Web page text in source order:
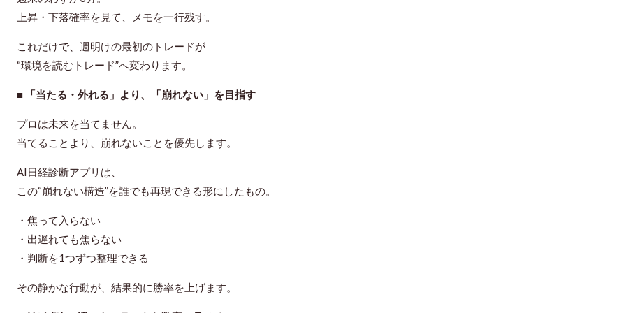
上昇・下落確率を見て、メモを一行残す。
これだけで、週明けの最初のトレードが
“環境を読むトレード”へ変わります。
■ 「当たる・外れる」より、「崩れない」を目指す
プロは未来を当てません。
当てることより、崩れないことを優先します。
AI日経診断アプリは、
この“崩れない構造”を誰でも再現できる形にしたもの。
・焦って入らない
・出遅れても焦らない
・判断を1つずつ整理できる
その静かな行動が、結果的に勝率を上げます。